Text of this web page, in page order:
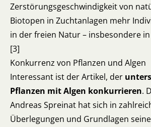
Zerstörungsgeschwindigkeit von
Biotopen in Zuchtanlagen mehr
in der freien Natur – insbesondere
[3]
Konkurrenz von Pflanzen und Algen
Interessant ist der Artikel, der
Pflanzen mit Algen konkurrieren.
Andreas Spreinat hat sich in
Überlegungen und Grundlagen